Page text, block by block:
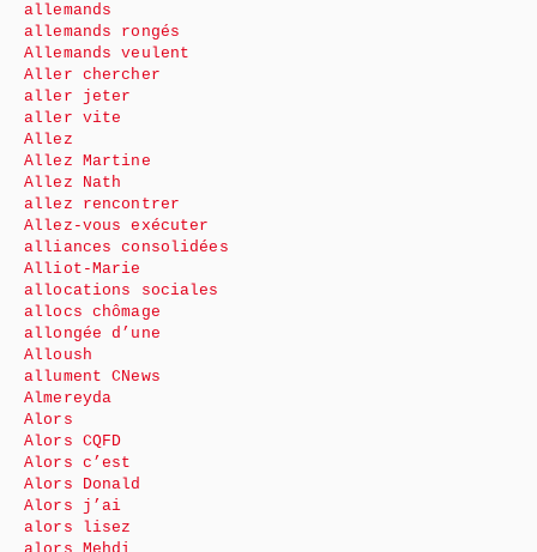
allemands
allemands rongés
Allemands veulent
Aller chercher
aller jeter
aller vite
Allez
Allez Martine
Allez Nath
allez rencontrer
Allez-vous exécuter
alliances consolidées
Alliot-Marie
allocations sociales
allocs chômage
allongée d’une
Alloush
allument CNews
Almereyda
Alors
Alors CQFD
Alors c’est
Alors Donald
Alors j’ai
alors lisez